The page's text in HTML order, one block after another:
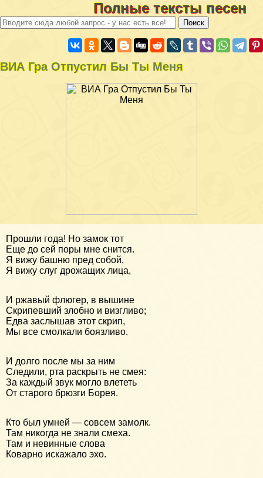
Полные тексты песен
ВИА Гра Отпустил Бы Ты Меня
Прошли года! Но замок тот
Еще до сей поры мне снится.
Я вижу башню пред собой,
Я вижу слуг дрожащих лица,
И ржавый флюгер, в вышине
Скрипевший злобно и визгливо;
Едва заслышав этот скрип,
Мы все смолкали боязливо.
И долго после мы за ним
Следили, рта раскрыть не смея:
За каждый звук могло влететь
От старого брюзги Борея.
Кто был умней — совсем замолк.
Там никогда не знали смеха.
Там и невинные слова
Коварно искажало эхо.